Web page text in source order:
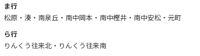
ま行
松原・湊・南泉丘・南中岡本・南中樫井・南中安松・元町
ら行
りんくう往来北・りんくう往来南